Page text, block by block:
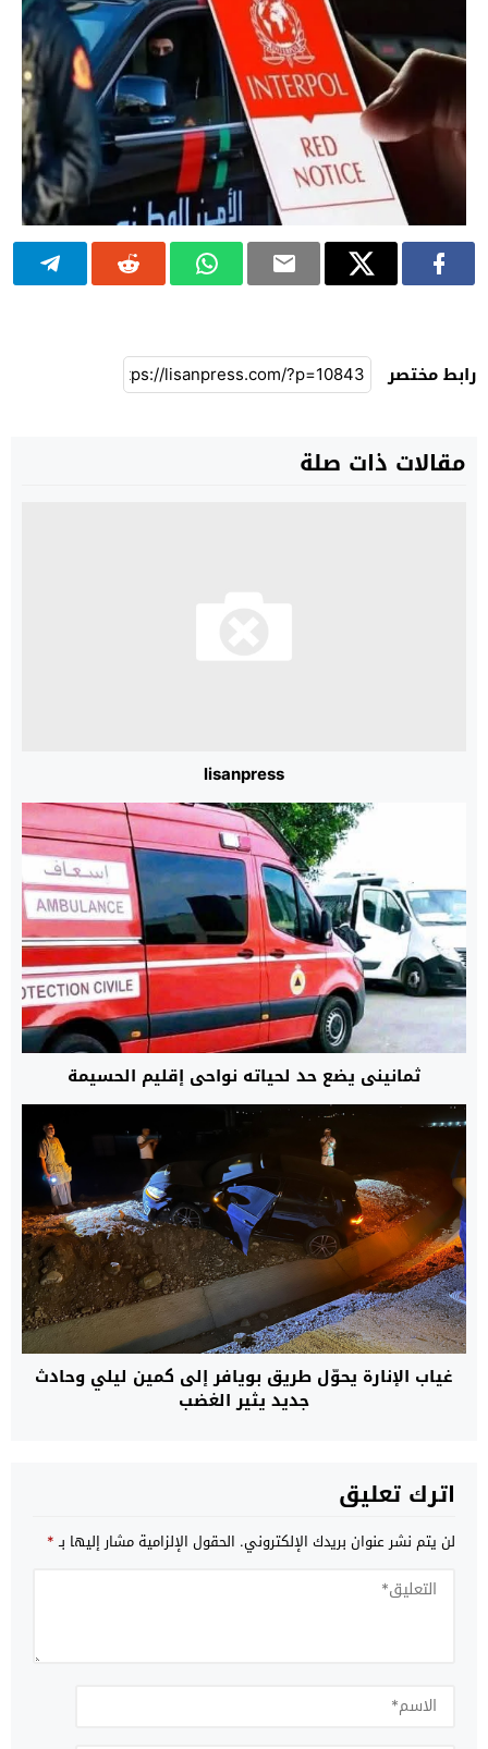
رابط مختصر
مقالات ذات صلة
lisanpress
ثمانيني يضع حد لحياته نواحي إقليم الحسيمة
غياب الإنارة يحوّل طريق بويافر إلى كمين ليلي وحادث
جديد يثير الغضب
اترك تعليق
لن يتم نشر عنوان بريدك الإلكتروني. الحقول الإلزامية مشار إليها بـ*